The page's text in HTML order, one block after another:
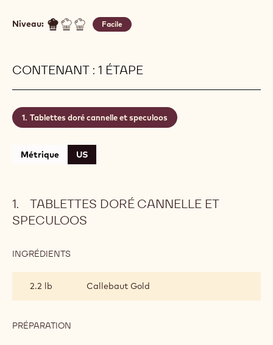
Niveau: Facile
CONTENANT : 1 ÉTAPE
Tablettes doré cannelle et speculoos
Métrique US
TABLETTES DORÉ CANNELLE ET
SPECULOOS
INGRÉDIENTS
CANNELLE
ET
2.2 lb Callebaut Gold
PRÉPARATION